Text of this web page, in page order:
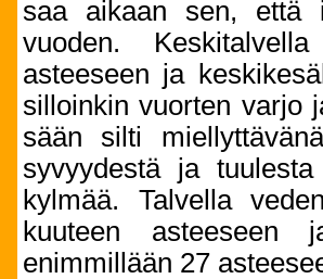
saa aikaan sen, että
vuoden.
asteeseen ja
silloinkin vuorten varjo
sään silti
syvyydestä ja
kylmää. Talvella
kuuteen asteeseen
enimmillään 27